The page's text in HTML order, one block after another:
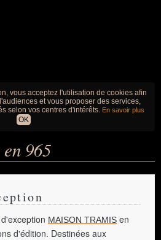
vous acceptez l'utilisation de cookies afin
et vous proposer des services,
selon vos centres d'intérêts. En savoir plus
OK
en 965
MAISON TRAMIS en
d'édition. Destinées aux